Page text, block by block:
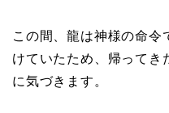
この間、龍は神様の命令
けていたため、帰ってき
に気づきます。